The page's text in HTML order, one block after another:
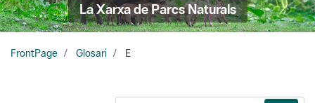
La Xarxa de Parcs Naturals
FrontPage Glosari E